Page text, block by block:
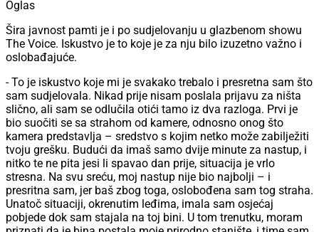
Oglas
Šira javnost pamti je i po sudjelovanju u glazbenom showu
The Voice. Iskustvo je to koje je za nju bilo izuzetno važno i
oslobađajuće.
- To je iskustvo koje mi je svakako trebalo i presretna sam što
sam sudjelovala. Nikad prije nisam poslala prijavu za ništa
slično, ali sam se odlučila otići tamo iz dva razloga. Prvi je
bio suočiti se sa strahom od kamere, odnosno onog što
kamera predstavlja – sredstvo s kojim netko može zabilježiti
tvoju grešku. Budući da imaš samo dvije minute za nastup, i
nitko te ne pita jesi li spavao dan prije, situacija je vrlo
stresna. Na svu sreću, moj nastup nije bio najbolji – i
presritna sam, jer baš zbog toga, oslobođena sam tog straha.
Unatoč situaciji, okrenutim leđima, imala sam osjećaj
pobjede dok sam stajala na toj bini. U tom trenutku, moram